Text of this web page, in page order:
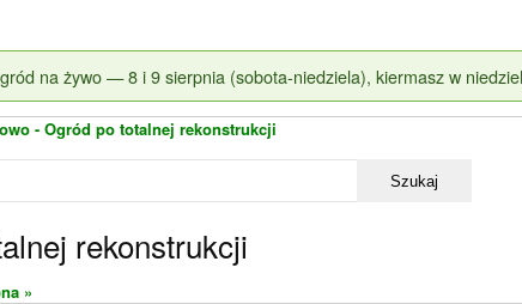
na żywo — 8 i 9 sierpnia (sobota-niedziela), kiermasz w
- Ogród po totalnej rekonstrukcji
Szukaj
rekonstrukcji
»